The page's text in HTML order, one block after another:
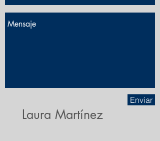
Enviar
Laura Martínez